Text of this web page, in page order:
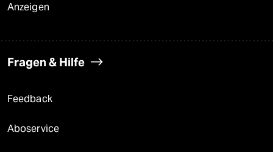
Anzeigen
Fragen & Hilfe
Feedback
Aboservice